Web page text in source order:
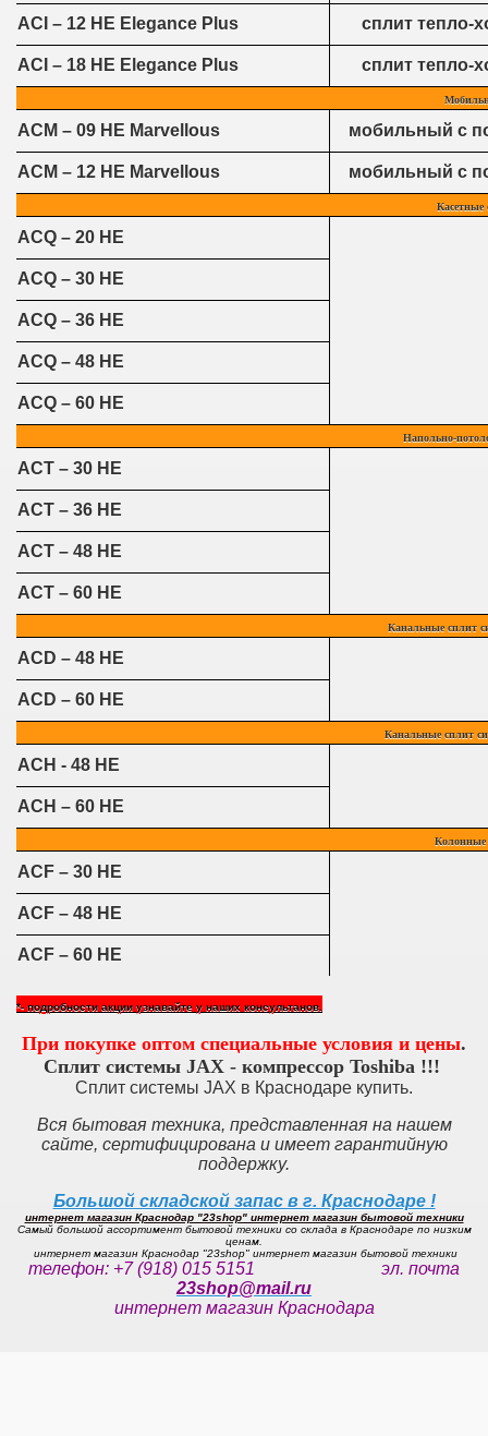
ACI – 12 HE Elegance Plus сплит тепло-
ACI – 18 HE Elegance Plus сплит тепло-
ACM – 09 HE Marvellous мобильный с
ACM – 12 HE Marvellous мобильный с
Касетные
ACQ – 20 HE
ACQ – 30 HE
ACQ – 36 HE
ACQ – 48 HE
ACQ – 60 HE
Напольно-
ACT – 30 HE
ACT – 36 HE
ACT – 48 HE
ACT – 60 HE
Канальные сплит
ACD – 48 HE
ACD – 60 HE
Канальные сплит
ACH - 48 HE
ACH – 60 HE
Колонные
ACF – 30 HE
ACF – 48 HE
ACF – 60 HE
*- подробности акции узнавайте у наших консультанов.
При покупке оптом специальные условия и цены.
Cплит системы JAX - компрессор Toshiba !!!
Сплит системы JAX в Краснодаре купить.
Вся бытовая техника, представленная на нашем
сайте, сертифицирована и имеет гарантийную
поддержку.
Большой складской запас в г. Краснодаре !
интернет магазин Краснодар "23shop" интернет магазин бытовой техники
Самый большой ассортимент бытовой техники со склада в Краснодаре по низким
ценам.
интернет магазин Краснодар "23shop" интернет магазин бытовой техники
телефон: +7 (918) 015 5151 эл. почта
23shop@mail.ru
интернет магазин Краснодара